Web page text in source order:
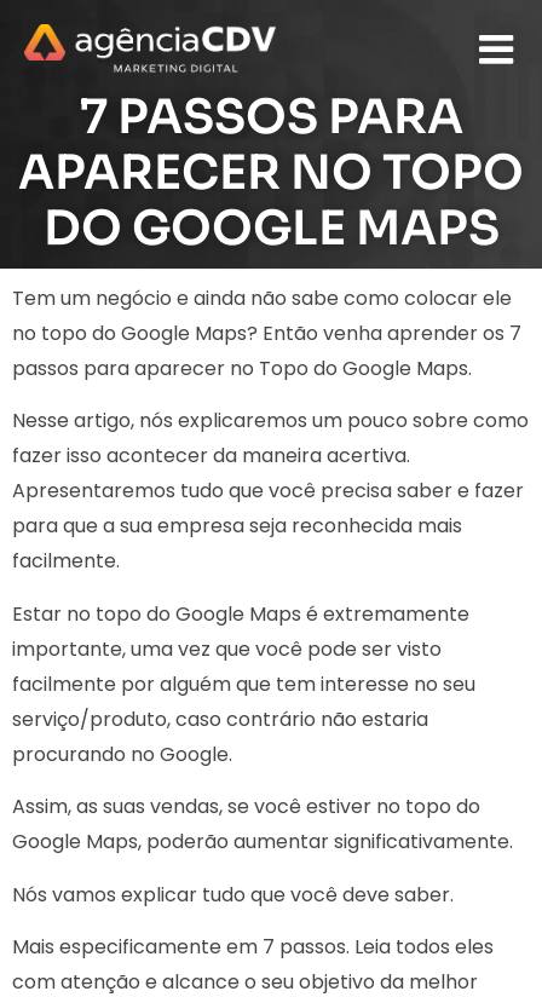
7 PASSOS PARA
APARECER NO TOPO
DO GOOGLE MAPS
Tem um negócio e ainda não sabe como colocar ele
no topo do Google Maps? Então venha aprender os 7
passos para aparecer no Topo do Google Maps.
Nesse artigo, nós explicaremos um pouco sobre como
fazer isso acontecer da maneira acertiva.
Apresentaremos tudo que você precisa saber e fazer
para que a sua empresa seja reconhecida mais
facilmente.
Estar no topo do Google Maps é extremamente
importante, uma vez que você pode ser visto
facilmente por alguém que tem interesse no seu
serviço/produto, caso contrário não estaria
procurando no Google.
Assim, as suas vendas, se você estiver no topo do
Google Maps, poderão aumentar significativamente.
Nós vamos explicar tudo que você deve saber.
Mais especificamente em 7 passos. Leia todos eles
com atenção e alcance o seu objetivo da melhor